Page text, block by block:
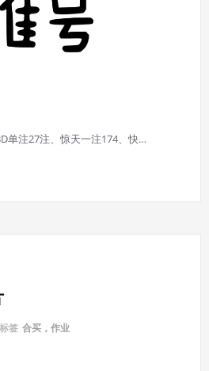
单注27注、惊天一注174、快…
标签 合买，作业